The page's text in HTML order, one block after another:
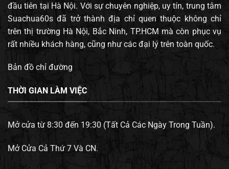
đầu tiên tại Hà Nội. Với sự chuyên nghiệp, uy tín, trung tâm
Suachua60s đã trở thành địa chỉ quen thuộc không chỉ
trên thị trường Hà Nội, Bắc Ninh, TP.HCM mà còn phục vụ
rất nhiều khách hàng, cũng như các đại lý trên toàn quốc.
Bản đồ chỉ đường
THỜI GIAN LÀM VIỆC
Mở cửa từ 8:30 đến 19:30 (Tất Cả Các Ngày Trong Tuần).
Mở Cửa Cả Thứ 7 Và CN.